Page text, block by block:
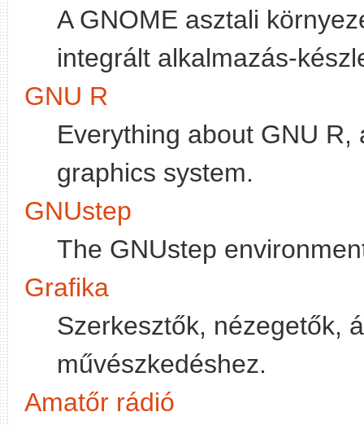
A GNOME asztali
integrált alkalmazás-
GNU R
Everything about GNU
graphics system.
GNUstep
The GNUstep
Grafika
Szerkesztők, nézegetők,
művészkedéshez.
Amatőr rádió